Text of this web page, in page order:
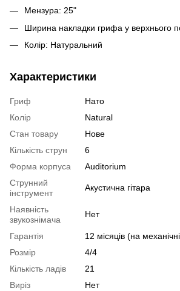
Мензура: 25"
Ширина накладки грифа у верхнього
Колір: Натуральний
Характеристики
Гриф
Нато
Колір
Natural
Стан товару
Нове
Кількість струн
6
Форма корпуса
Auditorium
Струнний
інструмент
Акустична гітара
Наявність
звукознімача
Нет
Гарантія
12 місяців (на
Розмір
4/4
Кількість ладів
21
Виріз
Нет